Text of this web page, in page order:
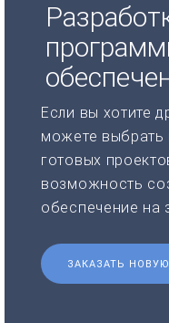
Если вы хотите
можете выбрать
готовых
возможность
обеспечение на
ЗАКАЗАТЬ